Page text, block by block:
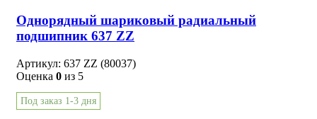
Однорядный шариковый радиальный
подшипник 637 ZZ
Артикул: 637 ZZ (80037)
Оценка 0 из 5
Под заказ 1-3 дня